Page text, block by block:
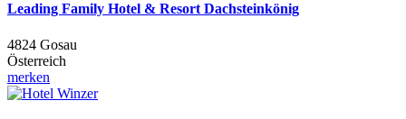
Leading Family Hotel & Resort Dachsteinkönig
4824 Gosau
Österreich
merken